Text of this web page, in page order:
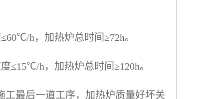
h，加热炉总时间≥72h。
≤15℃/h，加热炉总时间≥120h。
工最后一道工序，加热炉质量好坏关